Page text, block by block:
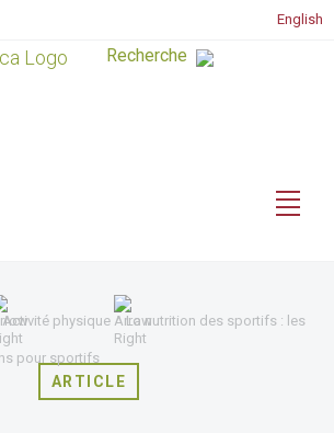
English
Activité physique La nutrition des sportifs : les
pour sportifs
ARTICLE